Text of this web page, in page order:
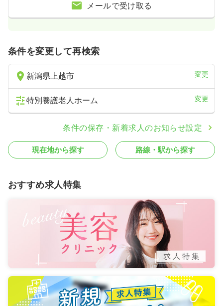
メールで受け取る
条件を変更して再検索
新潟県上越市 変更
特別養護老人ホーム 変更
条件の保存・新着求人のお知らせ設定
現在地から探す 路線・駅から探す
おすすめ求人特集